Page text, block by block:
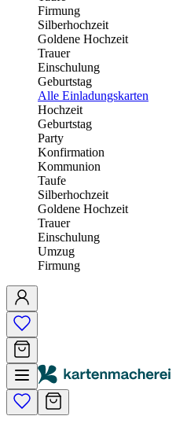
Firmung
Silberhochzeit
Goldene Hochzeit
Trauer
Einschulung
Geburtstag
Alle Einladungskarten
Hochzeit
Geburtstag
Party
Konfirmation
Kommunion
Taufe
Silberhochzeit
Goldene Hochzeit
Trauer
Einschulung
Umzug
Firmung